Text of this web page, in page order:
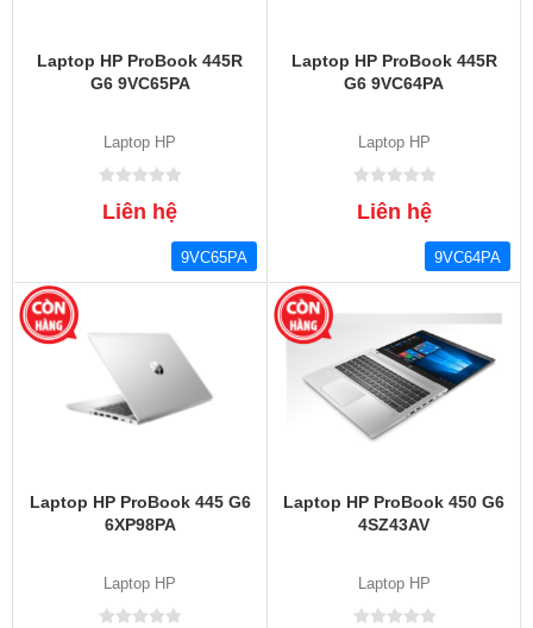
Laptop HP ProBook 445R
G6 9VC65PA
Laptop HP
Liên hệ
9VC65PA
Laptop HP ProBook 445R
G6 9VC64PA
Laptop HP
Liên hệ
9VC64PA
Laptop HP ProBook 445 G6
6XP98PA
Laptop HP
Laptop HP ProBook 450 G6
4SZ43AV
Laptop HP